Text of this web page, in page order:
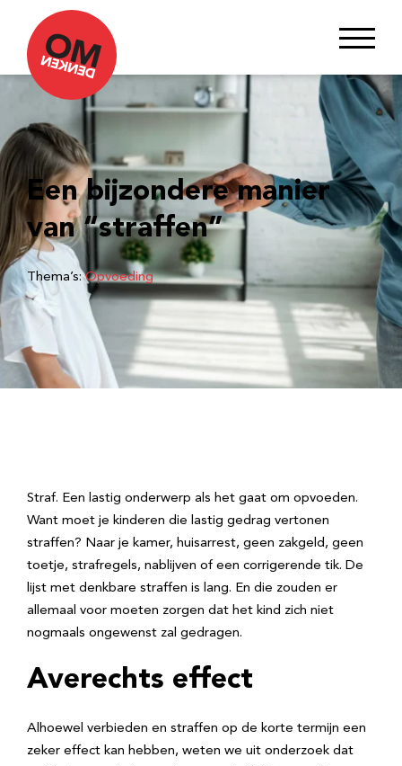
Een bijzondere manier
van “straffen”
Thema’s:Opvoeding
Straf. Een lastig onderwerp als het gaat om opvoeden.
Want moet je kinderen die lastig gedrag vertonen
straffen? Naar je kamer, huisarrest, geen zakgeld, geen
toetje, strafregels, nablijven of een corrigerende tik. De
lijst met denkbare straffen is lang. En die zouden er
allemaal voor moeten zorgen dat het kind zich niet
nogmaals ongewenst zal gedragen.
Averechts effect
Alhoewel verbieden en straffen op de korte termijn een
zeker effect kan hebben, weten we uit onderzoek dat